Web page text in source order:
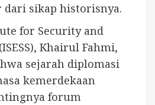
dari sikap historisnya.
for Security and
Khairul Fahmi,
sejarah diplomasi
kemerdekaan
forum